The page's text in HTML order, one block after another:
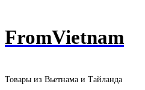
Перейти
к
FromVietnam
Товары из Вьетнама и Тайланда